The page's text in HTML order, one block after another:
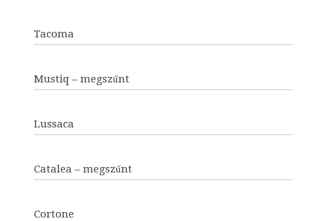
Tacoma
Mustiq – megszűnt
Lussaca
Catalea – megszűnt
Cortone